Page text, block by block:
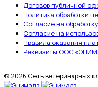
Договор публичной
Политика обработки
Согласие на
Согласие на
Правила оказания
Реквизиты ООО
© 2026 Сеть ветеринарных